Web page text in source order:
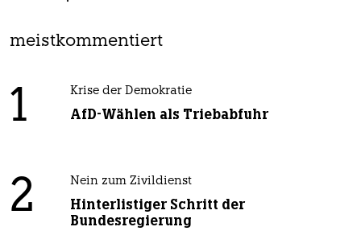
meistkommentiert
1 Krise der Demokratie
AfD-Wählen als Triebabfuhr
2 Nein zum Zivildienst
Hinterlistiger Schritt der
Bundesregierung